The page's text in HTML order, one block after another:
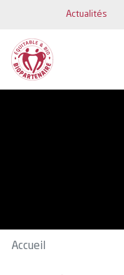
Actualités
Accueil